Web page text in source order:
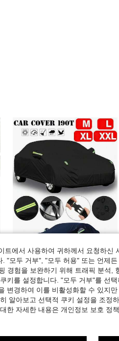
-28% 다양한 사이즈의 두꺼운 옥스퍼드 천 자동차 커버, 먼지, 햇빛, 비, 눈으로부터 보호하는 전면 둘러싸기 디자인, 야외 주차를 위한 사계절 전 차량 커버, 자외선 차단 및 온도 감소를 위한 열 차단
21,390원
트에서 사용하여 귀하께서 요청하신
"모두 거부", "모두 허용" 또는 언제
경험을 보완하기 위해 트래픽 분석,
키를 설정합니다. "모두 거부"를 선
변경하여 이를 비활성화할 수 있지
알아보고 선택적 쿠키 설정을 조정
한 자세한 내용은 개인정보 보호 정